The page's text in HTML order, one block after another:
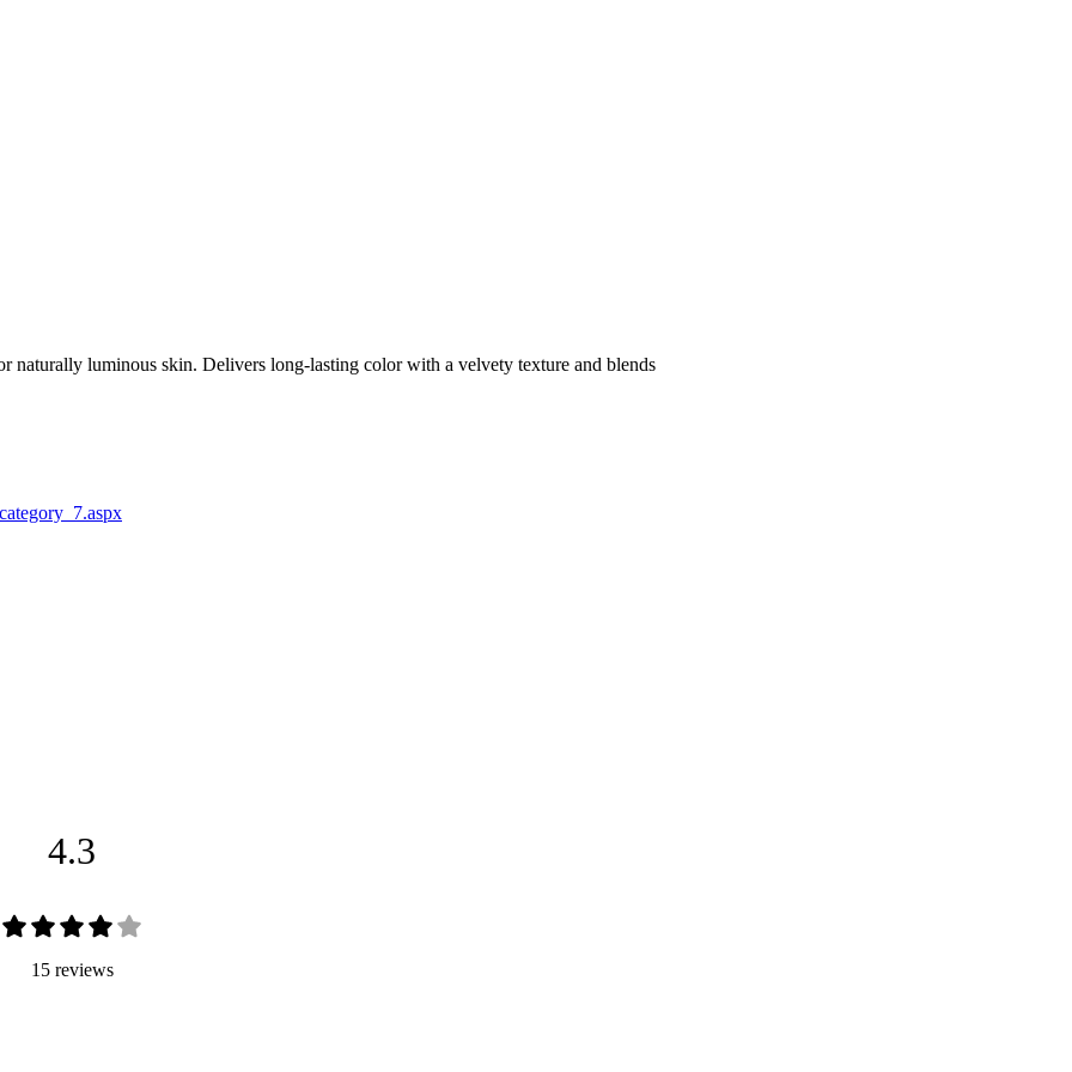
luminous skin. Delivers long-lasting color with a velvety texture and blends
4.3
15 reviews